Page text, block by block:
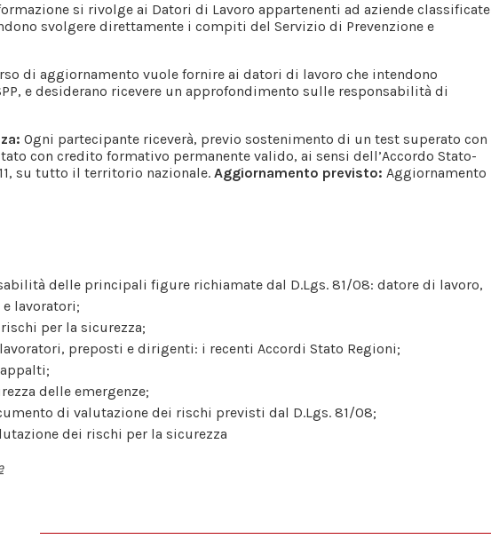
si rivolge ai Datori di Lavoro appartenenti ad aziende classificate
svolgere direttamente i compiti del Servizio di Prevenzione e
di aggiornamento vuole fornire ai datori di lavoro che intendono
e desiderano ricevere un approfondimento sulle responsabilità di
Ogni partecipante riceverà, previo sostenimento di un test superato con
con credito formativo permanente valido, ai sensi dell’Accordo Stato-
su tutto il territorio nazionale. Aggiornamento previsto: Aggiornamento
delle principali figure richiamate dal D.Lgs. 81/08: datore di lavoro,
lavoratori;
per la sicurezza;
preposti e dirigenti: i recenti Accordi Stato Regioni;
delle emergenze;
di valutazione dei rischi previsti dal D.Lgs. 81/08;
dei rischi per la sicurezza